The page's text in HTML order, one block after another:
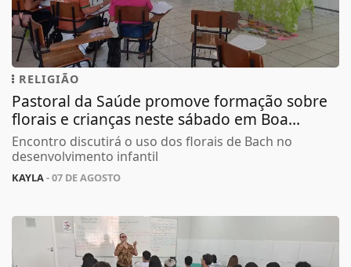
RELIGIÃO
Pastoral da Saúde promove formação sobre
florais e crianças neste sábado em Boa...
Encontro discutirá o uso dos florais de Bach no
desenvolvimento infantil
KAYLA- 07 DE AGOSTO